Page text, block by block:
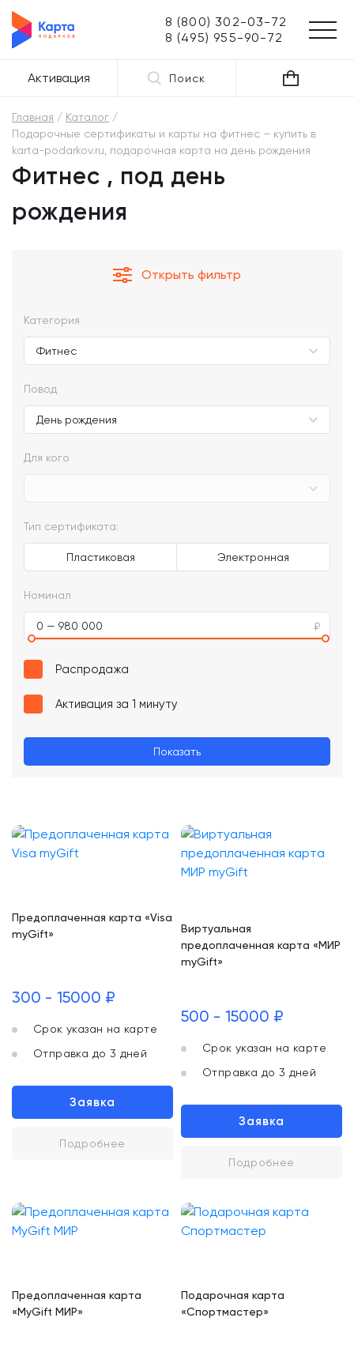
8 (800) 302-03-72
8 (495) 955-90-72
Активация Поиск
Главная
Каталог
Подарочные сертификаты и карты на фитнес – купить в
karta-podarkov.ru, подарочная карта на день рождения
Фитнес , под день
рождения
Открыть фильтр
Категория
Повод
Для кого
Тип сертификата:
Пластиковая Электронная
Номинал
0 — 980 000
Распродажа
Активация за 1 минуту
Показать
Предоплаченная карта «Visa
myGift»
300 - 15000 ₽
Срок указан на карте
Отправка до 3 дней
Заявка
Подробнее
Виртуальная
предоплаченная карта «МИР
myGift»
500 - 15000 ₽
Срок указан на карте
Отправка до 3 дней
Заявка
Подробнее
Предоплаченная карта
«MyGift МИР»
Подарочная карта
«Спортмастер»